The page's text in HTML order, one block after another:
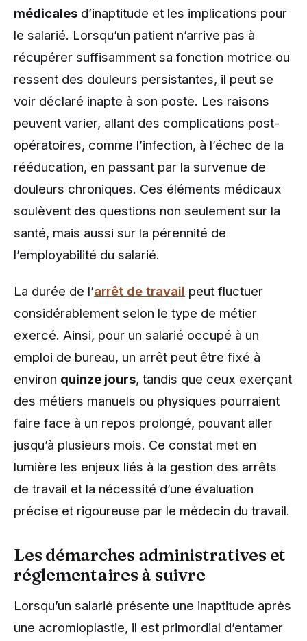
médicales d’inaptitude et les implications pour
le salarié. Lorsqu’un patient n’arrive pas à
récupérer suffisamment sa fonction motrice ou
ressent des douleurs persistantes, il peut se
voir déclaré inapte à son poste. Les raisons
peuvent varier, allant des complications post-
opératoires, comme l’infection, à l’échec de la
rééducation, en passant par la survenue de
douleurs chroniques. Ces éléments médicaux
soulèvent des questions non seulement sur la
santé, mais aussi sur la pérennité de
l’employabilité du salarié.
La durée de l’arrêt de travail peut fluctuer
considérablement selon le type de métier
exercé. Ainsi, pour un salarié occupé à un
emploi de bureau, un arrêt peut être fixé à
environ quinze jours, tandis que ceux exerçant
des métiers manuels ou physiques pourraient
faire face à un repos prolongé, pouvant aller
jusqu’à plusieurs mois. Ce constat met en
lumière les enjeux liés à la gestion des arrêts
de travail et la nécessité d’une évaluation
précise et rigoureuse par le médecin du travail.
Les démarches administratives et
réglementaires à suivre
Lorsqu’un salarié présente une inaptitude après
une acromioplastie, il est primordial d’entamer